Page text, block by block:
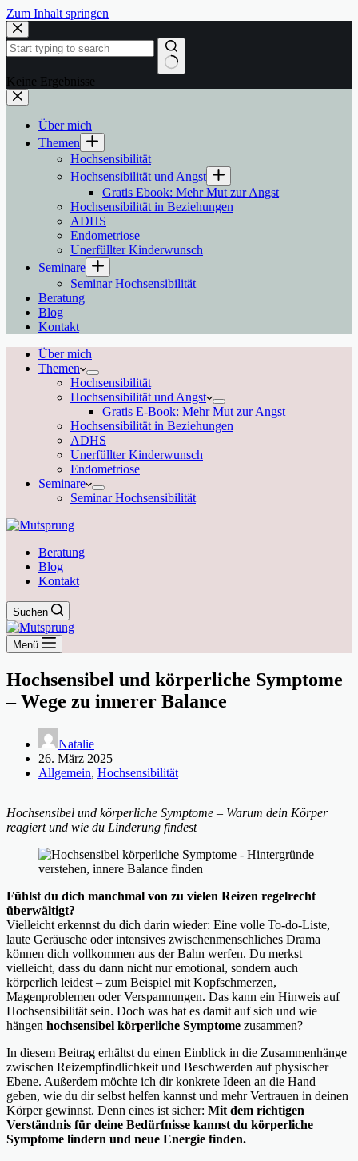
Zum Inhalt springen
Keine Ergebnisse
Über mich
Themen
Hochsensibilität
Hochsensibilität und Angst
Gratis Ebook: Mehr Mut zur Angst
Hochsensibilität in Beziehungen
ADHS
Endometriose
Unerfüllter Kinderwunsch
Seminare
Seminar Hochsensibilität
Beratung
Blog
Kontakt
Über mich
Themen
Hochsensibilität
Hochsensibilität und Angst
Gratis E-Book: Mehr Mut zur Angst
Hochsensibilität in Beziehungen
ADHS
Unerfüllter Kinderwunsch
Endometriose
Seminare
Seminar Hochsensibilität
Beratung
Blog
Kontakt
Suchen
Menü
Hochsensibel und körperliche Symptome
– Wege zu innerer Balance
Natalie
26. März 2025
Allgemein, Hochsensibilität
Hochsensibel und körperliche Symptome – Warum dein Körper
reagiert und wie du Linderung findest
Fühlst du dich manchmal von zu vielen Reizen regelrecht
überwältigt?
Vielleicht erkennst du dich darin wieder: Eine volle To-do-Liste,
laute Geräusche oder intensives zwischenmenschliches Drama
können dich vollkommen aus der Bahn werfen. Du merkst
vielleicht, dass du dann nicht nur emotional, sondern auch
körperlich leidest – zum Beispiel mit Kopfschmerzen,
Magenproblemen oder Verspannungen. Das kann ein Hinweis auf
Hochsensibilität sein. Doch was hat es damit auf sich und wie
hängen hochsensibel körperliche Symptome zusammen?
In diesem Beitrag erhältst du einen Einblick in die Zusammenhänge
zwischen Reizempfindlichkeit und Beschwerden auf physischer
Ebene. Außerdem möchte ich dir konkrete Ideen an die Hand
geben, wie du dir selbst helfen kannst und mehr Vertrauen in deinen
Körper gewinnst. Denn eines ist sicher: Mit dem richtigen
Verständnis für deine Bedürfnisse kannst du körperliche
Symptome lindern und neue Energie finden.